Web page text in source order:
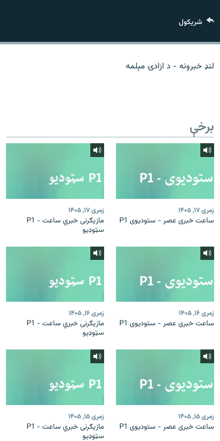
د ازادې اروپا/ ازادي راډيو ټولې پاڼې
شريکول
لنډ خبرونه - د ازادۍ مېلمه
برخې
زمری ۱۷, ۱۴۰۵
ساعت خبری عصر - ستودیوی P1
زمری ۱۷, ۱۴۰۵
مازیګرنی خبري ساعت - P1
سټوډیو
زمری ۱۶, ۱۴۰۵
ساعت خبری عصر - ستودیوی P1
زمری ۱۶, ۱۴۰۵
مازیګرنی خبري ساعت - P1
سټوډیو
زمری ۱۵, ۱۴۰۵
ساعت خبری عصر - ستودیوی P1
زمری ۱۵, ۱۴۰۵
مازیګرنی خبري ساعت - P1
سټوډیو